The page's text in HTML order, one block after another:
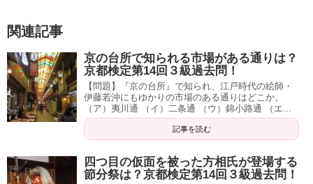
関連記事
京の台所で知られる市場がある通りは？
京都検定第14回３級過去問！
【問題】『京の台所』で知られ、江戸時代の絵師・
伊藤若沖にもゆかりの市場のある通りはどこか。
（ア）夷川通 （イ）二条通 （ウ）錦小路通 （エ...
記事を読む
四つ目の仮面を被った方相氏が登場する
節分祭は？京都検定第14回３級過去問！